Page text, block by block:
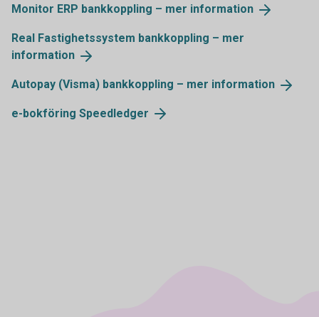
Monitor ERP bankkoppling – mer information
Real Fastighetssystem bankkoppling – mer
information
Autopay (Visma) bankkoppling – mer information
e-bokföring Speedledger